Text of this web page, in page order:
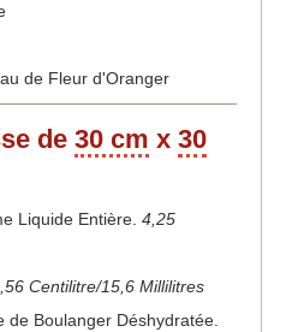
de Fleur d'Oranger
de 30 cm x 30
Liquide Entière. 4,25
Centilitre/15,6 Millilitres
de Boulanger Déshydratée.